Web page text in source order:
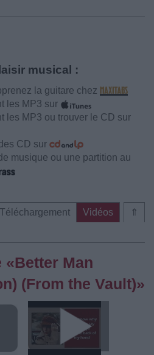
musical :
la guitare chez
les MP3 sur
les MP3 ou trouver le CD sur
CD sur
musique ou une partition au
⇑
Téléchargement
Vidéos
«Better Man
(From the Vault)»